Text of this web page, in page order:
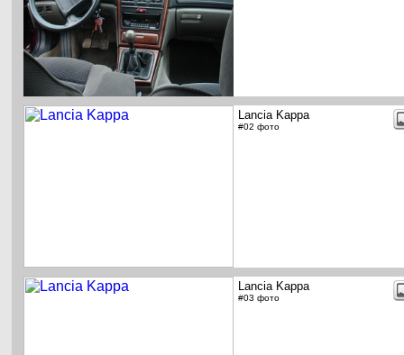
Lancia Kappa
#02 фото
Lancia Kappa
#03 фото